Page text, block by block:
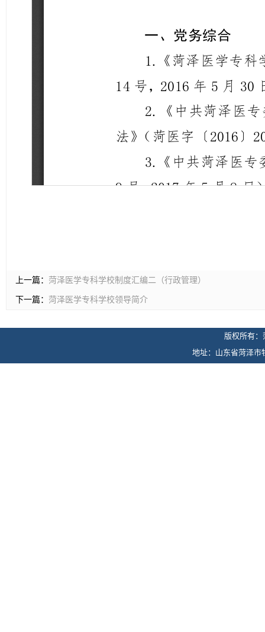
上一篇： 菏泽医学专科学校制度汇编二（行政管理）
下一篇： 菏泽医学专科学校领导简介
版权所有
地址：山东省菏泽市